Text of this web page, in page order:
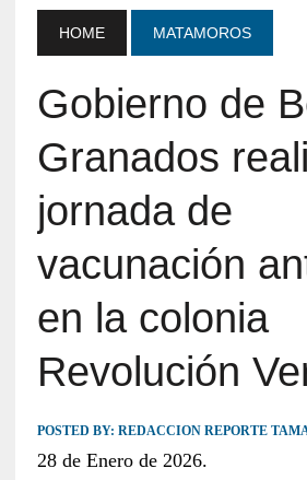
HOME MATAMOROS
Gobierno de
Granados
jornada de
vacunación
en la colonia
Revolución
POSTED BY: REDACCION REPORTE
28 de Enero de 2026.